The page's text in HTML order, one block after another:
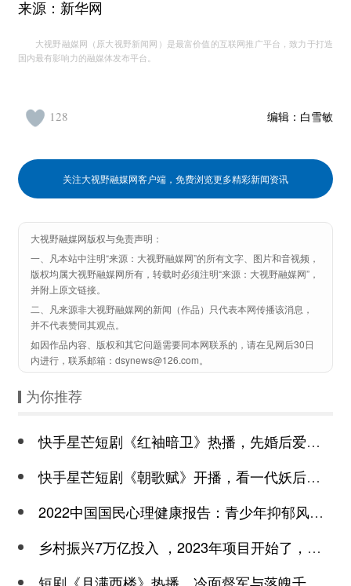
来源：新华网
大视野融媒网（原大视野新闻网）是最富价值的互联网推广平台，致力于打造
国内最有影响力的融媒体发布平台。
编辑： 白雪敏
128
关注大视野融媒网客户端，免费浏览更多精彩新闻资讯
大视野融媒网版权与免责声明：
一、凡本站中注明“来源：大视野融媒网”的所有文字、图片和音视频，
版权均属大视野融媒网所有，转载时必须注明“来源：大视野融媒网”，
并附上原文链接。
二、凡来源非大视野融媒网的新闻（作品）只代表本网传播该消息，
并不代表赞同其观点。
如因作品内容、版权和其它问题需要同本网联系的，请在见网后30日
内进行，联系邮箱：dsynews@126.com。
为你推荐
快手星芒短剧《红袖暗卫》热播，先婚后爱诠释别样浪漫
快手星芒短剧《朝歌赋》开播，看一代妖后与心机皇上极限拉扯
2022中国国民心理健康报告：青少年抑郁风险高于成年
乡村振兴7万亿投入 ，2023年项目开始了，总有一个适合你